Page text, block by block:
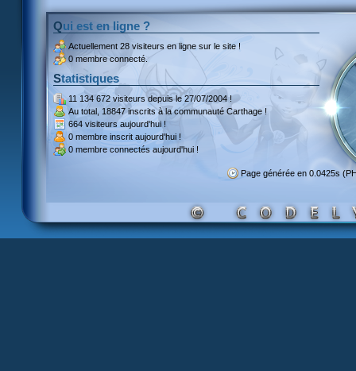
Qui est en ligne ?
Actuellement 28 visiteurs en ligne sur le site !
0 membre connecté.
Statistiques
11 134 672 visiteursdepuis le 27/07/2004 !
Au total, 18847 inscritsà la communauté Carthage !
664 visiteurs aujourd'hui !
0 membre inscrit aujourd'hui !
0 membre connectés aujourd'hui !
Page générée en 0.0425s